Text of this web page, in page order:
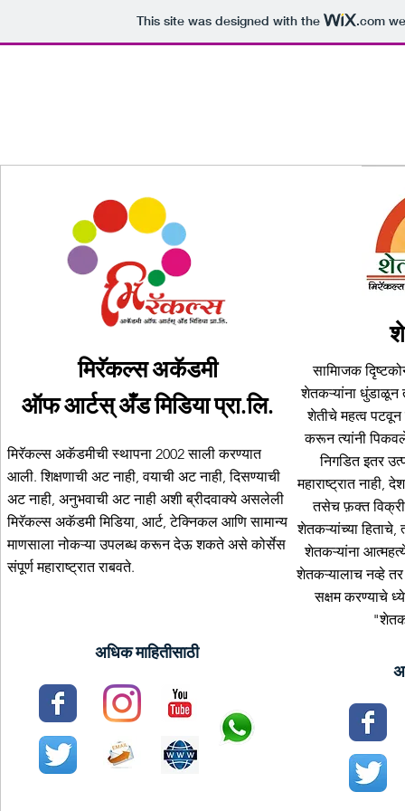
This site was designed with the .com
मिरॅकल्स अकॅडमी
ऑफ आर्टस् अँड मिडिया प्रा.लि.
मिरॅकल्स अकॅडमीची स्थापना 2002 साली करण्यात
आली. शिक्षणाची अट नाही, वयाची अट नाही, दिसण्याची
अट नाही, अनुभवाची अट नाही अशी ब्रीदवाक्ये असलेली
मिरॅकल्स अकॅडमी मिडिया, आर्ट, टेक्निकल आणि सामान्य
माणसाला नोकऱ्या उपलब्ध करून देऊ शकते असे कोर्सेस
संपूर्ण महाराष्ट्रात राबवते.
अधिक माहितीसाठी
सामािजक
शेतकऱ्यांना धुंडाळून
शेतीचे महत्व पटवून
करून त्यांनी
निगडित इतर
महाराष्ट्रात नाही,
तसेच फ़क्त
शेतकऱ्यांच्या हिताचे,
शेतकऱ्यांना
शेतकऱ्यालाच नव्हे तर
सक्षम करण्याचे